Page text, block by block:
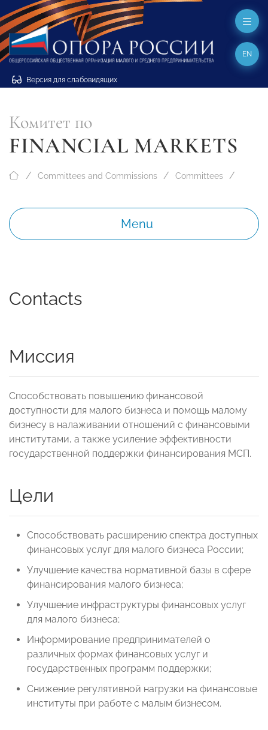
Версия для слабовидящих
EN
Комитет по
FINANCIAL MARKETS
Committees and Commissions Committees
Menu
Contacts
Миссия
Способствовать повышению финансовой
доступности для малого бизнеса и помощь малому
бизнесу в налаживании отношений с финансовыми
институтами, а также усиление эффективности
государственной поддержки финансирования МСП.
Цели
Способствовать расширению спектра доступных
финансовых услуг для малого бизнеса России;
Улучшение качества нормативной базы в сфере
финансирования малого бизнеса;
Улучшение инфраструктуры финансовых услуг
для малого бизнеса;
Информирование предпринимателей о
различных формах финансовых услуг и
государственных программ поддержки;
Снижение регулятивной нагрузки на финансовые
институты при работе с малым бизнесом.